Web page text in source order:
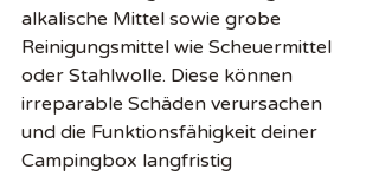
alkalische Mittel sowie grobe
Reinigungsmittel wie Scheuermittel
oder Stahlwolle. Diese können
irreparable Schäden verursachen
und die Funktionsfähigkeit deiner
Campingbox langfristig